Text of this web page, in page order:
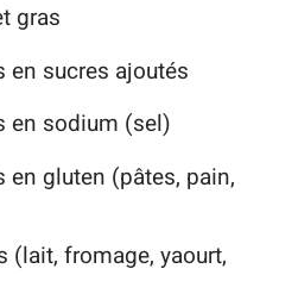
gras
en sucres ajoutés
en sodium (sel)
gluten (pâtes, pain,
(lait, fromage, yaourt,